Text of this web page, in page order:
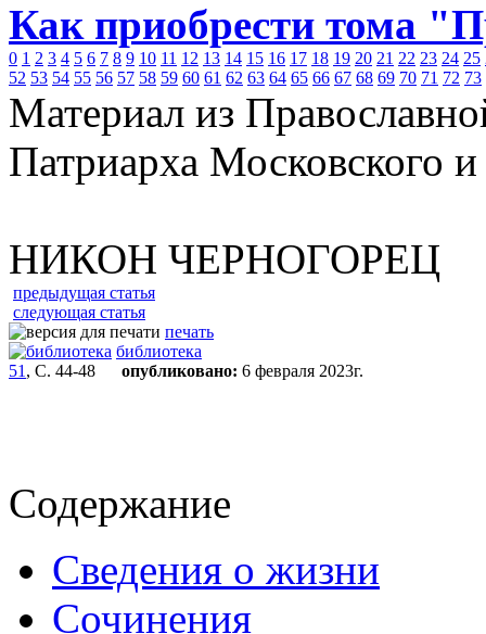
Как приобрести тома
0 1 2 3 4 5 6 7 8 9 10 11 12 13 14 15 16 17 18 19 20 21 22 23 24 25
52 53 54 55 56 57 58 59 60 61 62 63 64 65 66 67 68 69 70 71 72 73
Материал из
Патриарха Московского
НИКОН ЧЕРНОГОРЕЦ
предыдущая статья
следующая статья
печать
библиотека
51 , С. 44-48 опубликовано: 6 февраля 2023г.
Содержание
Сведения о жизни
Сочинения